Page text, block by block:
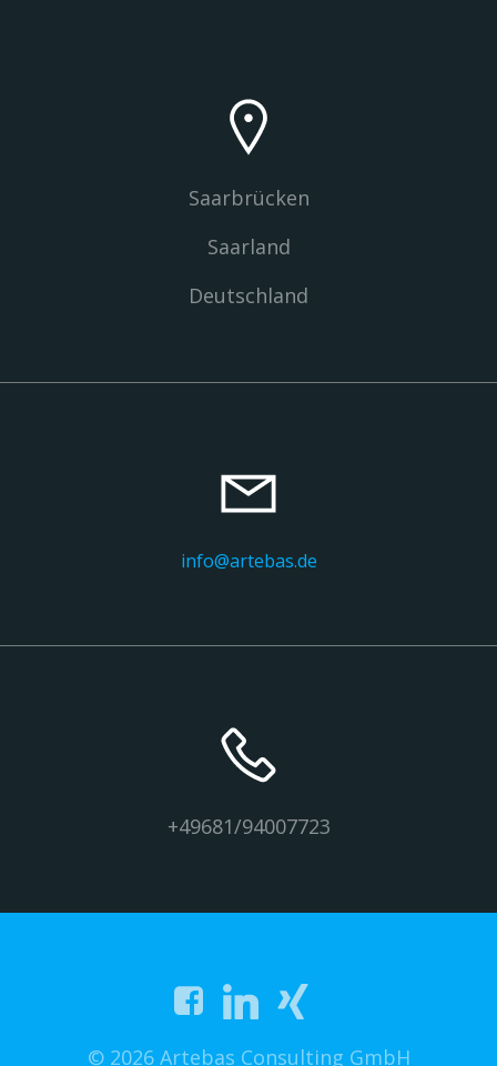
Saarbrücken
Saarland
Deutschland
info@artebas.de
+49681/94007723
© 2026 Artebas Consulting GmbH